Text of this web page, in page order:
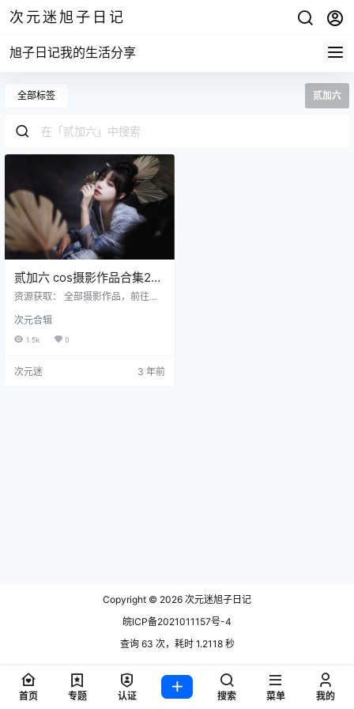
次元迷旭子日记
旭子日记我的生活分享
全部标签 贰加六
贰加六 cos摄影作品合集20
套
资源获取： 全部摄影作品，前往获
录 资源目录 贰加六 NO.001 贝儿公
主[24P-423MB] 贰加六 NO.002 暗
六 NO.004 姐妹成对，快乐加倍[22
次元合辑
1.5k 0
次元迷 3 年前
Copyright © 2026 次元迷旭子日记
皖ICP备2021011157号-4
查询 63 次，耗时 1.2118 秒
首页 专题 认证 搜索 菜单 我的